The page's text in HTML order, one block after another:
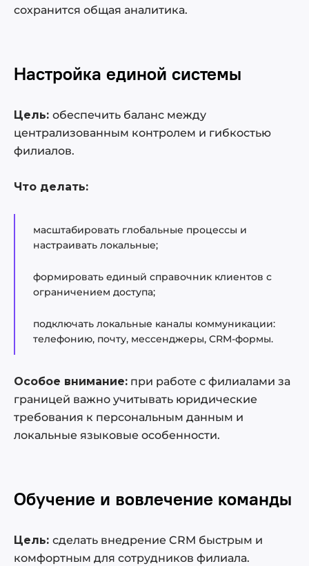
сохранится общая аналитика.
Настройка единой системы
Цель: обеспечить баланс между
централизованным контролем и гибкостью
филиалов.
Что делать:
масштабировать глобальные процессы и
настраивать локальные;
формировать единый справочник клиентов с
ограничением доступа;
подключать локальные каналы коммуникации:
телефонию, почту, мессенджеры, CRM-формы.
Особое внимание: при работе с филиалами за
границей важно учитывать юридические
требования к персональным данным и
локальные языковые особенности.
Обучение и вовлечение команды
Цель: сделать внедрение CRM быстрым и
комфортным для сотрудников филиала.